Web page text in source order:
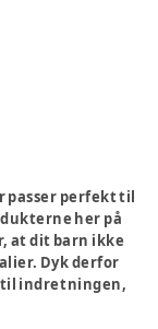
passer perfekt til
her på
at dit barn ikke
Dyk derfor
til indretningen,